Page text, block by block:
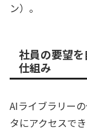
ン）。
社員の要望
仕組み
AIライブラリー
タにアクセスで